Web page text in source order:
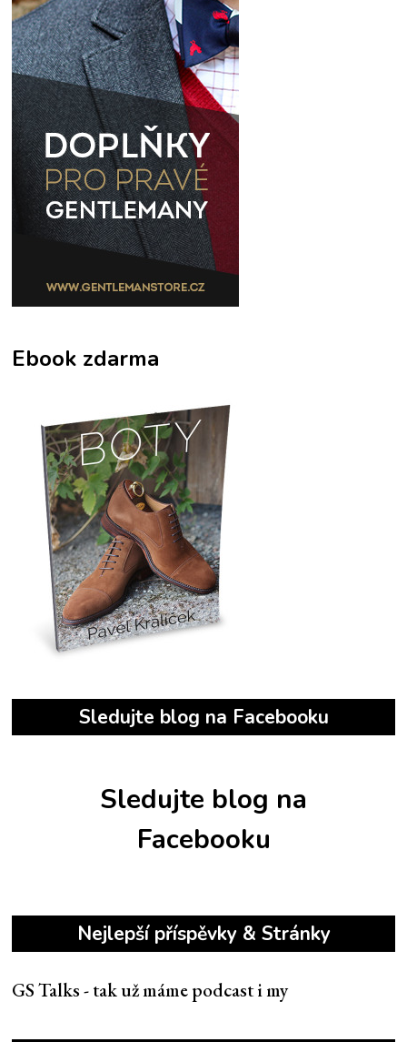
Ebook zdarma
Sledujte blog na Facebooku
Sledujte blog na
Facebooku
Nejlepší příspěvky & Stránky
GS Talks - tak už máme podcast i my